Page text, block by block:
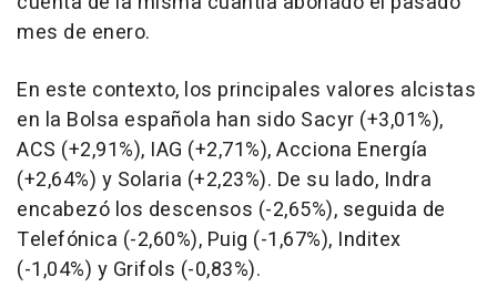
mes de enero.
En este contexto, los principales valores alcistas
en la Bolsa española han sido Sacyr (+3,01%),
ACS (+2,91%), IAG (+2,71%), Acciona Energía
(+2,64%) y Solaria (+2,23%). De su lado, Indra
encabezó los descensos (-2,65%), seguida de
Telefónica (-2,60%), Puig (-1,67%), Inditex
(-1,04%) y Grifols (-0,83%).